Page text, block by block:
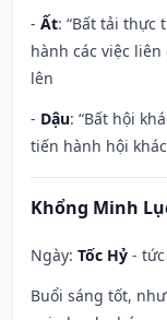
- Ất: “Bất tải thực
hành các việc
lên
- Dậu: “Bất hội
tiến hành hội
Khổng Minh
Ngày: Tốc Hỷ -
Buổi sáng tốt,